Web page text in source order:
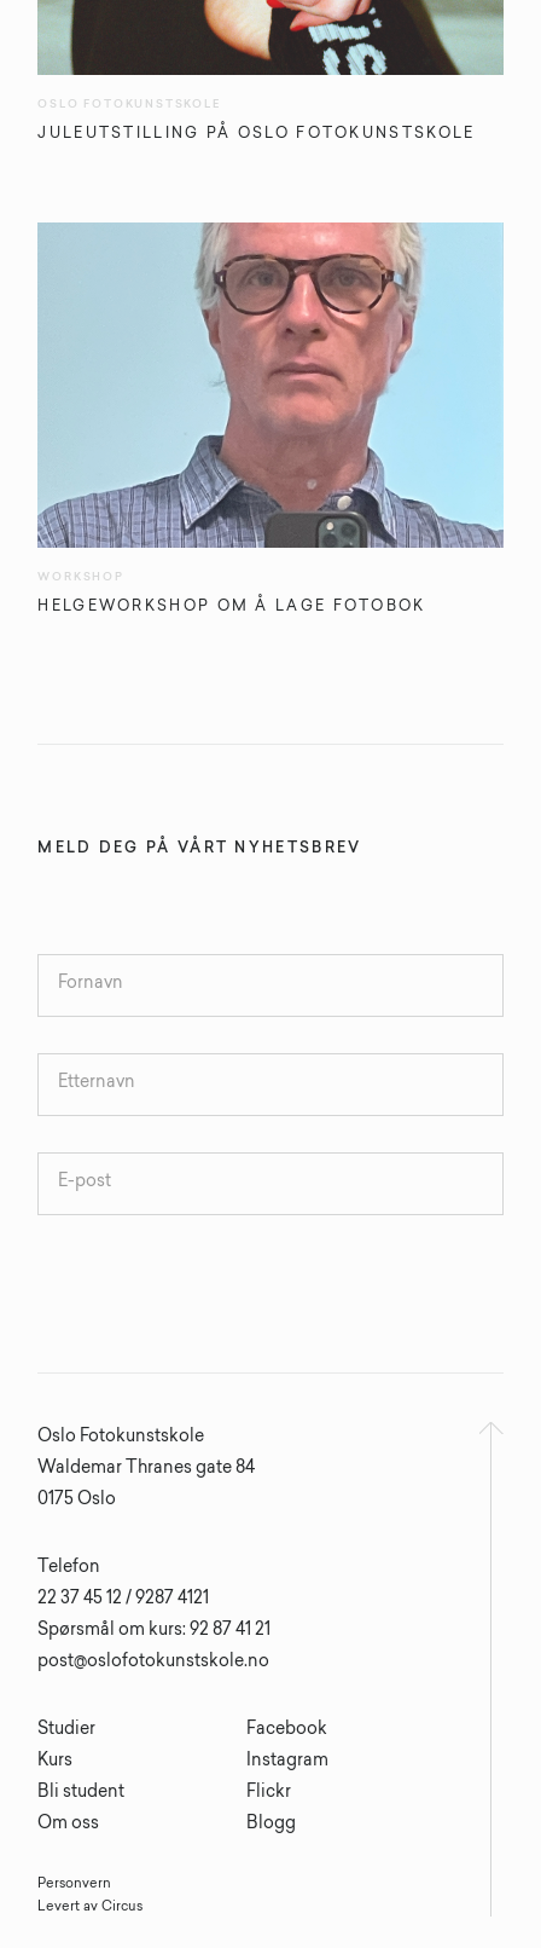
OSLO FOTOKUNSTSKOLE
JULEUTSTILLING PÅ OSLO FOTOKUNSTSKOLE
WORKSHOP
HELGEWORKSHOP OM Å LAGE FOTOBOK
MELD DEG PÅ VÅRT NYHETSBREV
Oslo Fotokunstskole
Waldemar Thranes gate 84
0175 Oslo
Studier
Kurs
Bli student
Om oss
Telefon
22 37 45 12 / 9287 4121
Spørsmål om kurs: 92 87 41 21
post@oslofotokunstskole.no
Facebook
Instagram
Flickr
Blogg
Personvern
Levert av Circus